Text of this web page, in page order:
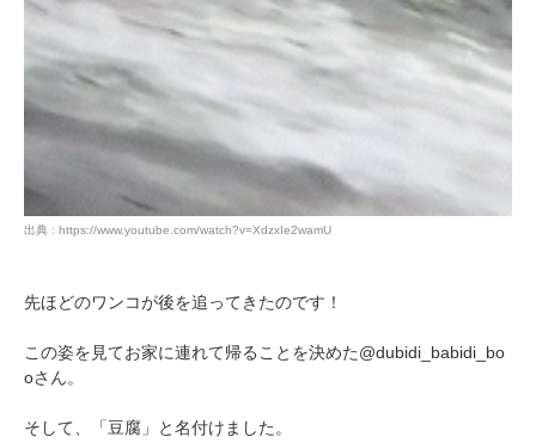
出典 : https://www.youtube.com/watch?v=XdzxIe2wamU
先ほどのワンコが後を追ってきたのです！
この姿を見てお家に連れて帰ることを決めた@dubidi_babidi_bo
oさん。
そして、「豆腐」と名付けました。